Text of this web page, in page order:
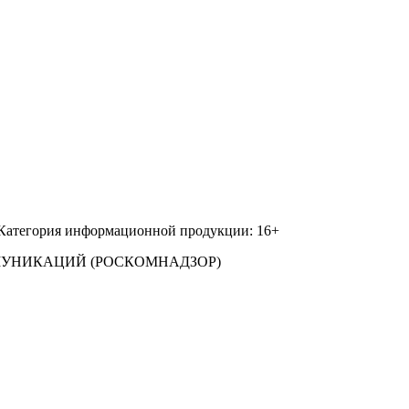
информационной продукции: 16+
(РОСКОМНАДЗОР)